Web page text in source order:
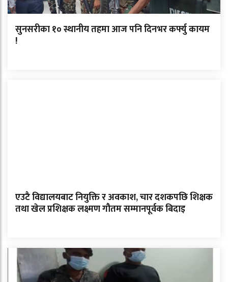
सुनसरीका १० स्थानीय तहमा आज पनि दिनभर कर्फ्यु कायम
!
एउटै विद्यालयबाट नियुक्ति र अवकाश, चार दशकपछि शिक्षक
तथा खेल प्रशिक्षक लक्ष्मण गौतम सम्मानपूर्वक बिदाइ